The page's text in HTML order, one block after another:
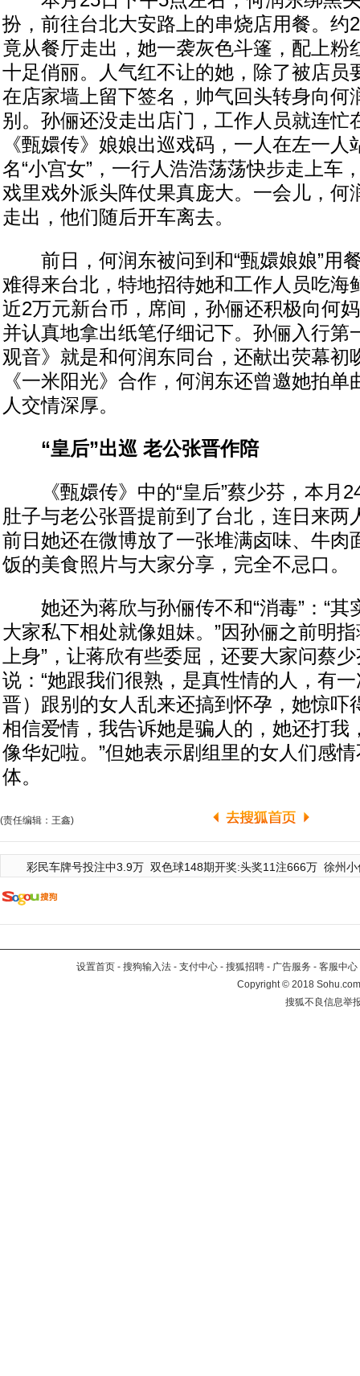
扮，前往台北大安路上的串烧店用餐。约
竟从餐厅走出，她一袭灰色斗篷，配上粉
十足俏丽。人气红不让的她，除了被店员
在店家墙上留下签名，帅气回头转身向何
别。孙俪还没走出店门，工作人员就连忙
《甄嬛传》娘娘出巡戏码，一人在左一
名“小宫女”，一行人浩浩荡荡快步走上车
戏里戏外派头阵仗果真庞大。一会儿，何
走出，他们随后开车离去。
前日，何润东被问到和“甄嬛娘娘”用
难得来台北，特地招待她和工作人员吃海
近2万元新台币，席间，孙俪还积极向何
并认真地拿出纸笔仔细记下。孙俪入行第
观音》就是和何润东同台，还献出荧幕初
《一米阳光》合作，何润东还曾邀她拍
人交情深厚。
“皇后”出巡 老公张晋作陪
《甄嬛传》中的“皇后”蔡少芬，本月
肚子与老公张晋提前到了台北，连日来两
前日她还在微博放了一张堆满卤味、牛肉
饭的美食照片与大家分享，完全不忌口。
她还为蒋欣与孙俪传不和“消毒”：“其
大家私下相处就像姐妹。”因孙俪之前明
上身”，让蒋欣有些委屈，还要大家问蔡
说：“她跟我们很熟，是真性情的人，有
晋）跟别的女人乱来还搞到怀孕，她惊吓
相信爱情，我告诉她是骗人的，她还打我
像华妃啦。”但她表示剧组里的女人们感
体。
(责任编辑：王鑫)
彩民车牌号投注中3.9万 双色球148期开奖:头奖11注666万 徐州
设置首页 - 搜狗输入法 - 支付中心 - 搜狐招聘 - 广告服务 - 客服中心
Copyright©2018
搜狐不良信息举